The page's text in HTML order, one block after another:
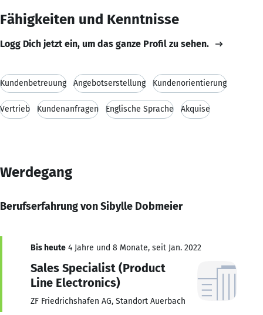
Fähigkeiten und Kenntnisse
Logg Dich jetzt ein, um das ganze Profil zu sehen.
Kundenbetreuung Angebotserstellung Kundenorientierung
Vertrieb Kundenanfragen Englische Sprache Akquise
Werdegang
Berufserfahrung von Sibylle Dobmeier
Bis heute 4 Jahre und 8 Monate, seit Jan. 2022
Sales Specialist (Product
Line Electronics)
ZF Friedrichshafen AG, Standort Auerbach